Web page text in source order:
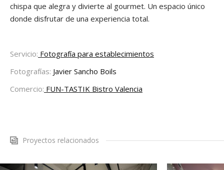
chispa que alegra y divierte al gourmet. Un espacio único
donde disfrutar de una experiencia total.
Servicio: Fotografía para establecimientos
Fotografías: Javier Sancho Boils
Comercio: FUN-TASTIK Bistro Valencia
Proyectos relacionados